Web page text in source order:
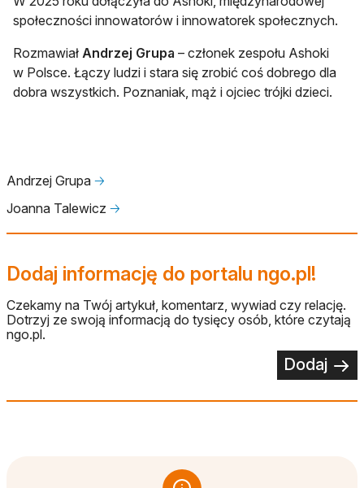
społeczności innowatorów i innowatorek społecznych.
Rozmawiał Andrzej Grupa – członek zespołu Ashoki
w Polsce. Łączy ludzi i stara się zrobić coś dobrego dla
dobra wszystkich. Poznaniak, mąż i ojciec trójki dzieci.
Andrzej Grupa 🡢
Joanna Talewicz 🡢
Dodaj informację do portalu ngo.pl!
Czekamy na Twój artykuł, komentarz, wywiad czy relację.
Dotrzyj ze swoją informacją do tysięcy osób, które czytają
ngo.pl.
Dodaj